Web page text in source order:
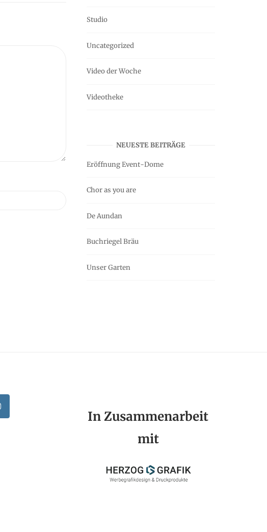
Studio
Uncategorized
Video der Woche
Videotheke
NEUESTE BEITRÄGE
Eröffnung Event-Dome
Chor as you are
De Aundan
Buchriegel Bräu
Unser Garten
In Zusammenarbeit
mit